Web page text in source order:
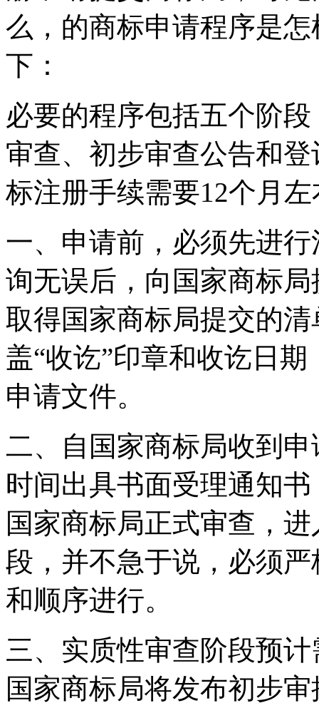
么，的商标申请程序是
下：
必要的程序包括五个阶
审查、初步审查公告和
标注册手续需要12个月
一、申请前，必须先进
询无误后，向国家商标
取得国家商标局提交的
盖“收讫”印章和收讫日
申请文件。
二、自国家商标局收到
时间出具书面受理通知
国家商标局正式审查，
段，并不急于说，必须
和顺序进行。
三、实质性审查阶段预
国家商标局将发布初步